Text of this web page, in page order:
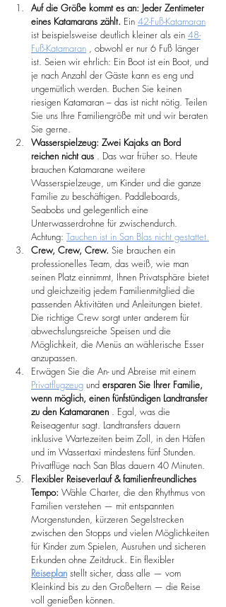
Auf die Größe kommt es an: Jeder Zentimeter
eines Katamarans zählt. Ein 42-Fuß-Katamaran
ist beispielsweise deutlich kleiner als ein 48-
Fuß-Katamaran , obwohl er nur 6 Fuß länger
ist. Seien wir ehrlich: Ein Boot ist ein Boot, und
je nach Anzahl der Gäste kann es eng und
ungemütlich werden. Buchen Sie keinen
riesigen Katamaran – das ist nicht nötig. Teilen
Sie uns Ihre Familiengröße mit und wir beraten
Sie gerne.
Wasserspielzeug: Zwei Kajaks an Bord
reichen nicht aus . Das war früher so. Heute
brauchen Katamarane weitere
Wasserspielzeuge, um Kinder und die ganze
Familie zu beschäftigen. Paddleboards,
Seabobs und gelegentlich eine
Unterwasserdrohne für zwischendurch.
Achtung: Tauchen ist in San Blas nicht gestattet.
Crew, Crew, Crew. Sie brauchen ein
professionelles Team, das weiß, wie man
seinen Platz einnimmt, Ihnen Privatsphäre bietet
und gleichzeitig jedem Familienmitglied die
passenden Aktivitäten und Anleitungen bietet.
Die richtige Crew sorgt unter anderem für
abwechslungsreiche Speisen und die
Möglichkeit, die Menüs an wählerische Esser
anzupassen.
Erwägen Sie die An- und Abreise mit einem
Privatflugzeug und ersparen Sie Ihrer Familie,
wenn möglich, einen fünfstündigen Landtransfer
zu den Katamaranen . Egal, was die
Reiseagentur sagt. Landtransfers dauern
inklusive Wartezeiten beim Zoll, in den Häfen
und im Wassertaxi mindestens fünf Stunden.
Privatflüge nach San Blas dauern 40 Minuten.
Flexibler Reiseverlauf & familienfreundliches
Tempo: Wähle Charter, die den Rhythmus von
Familien verstehen — mit entspannten
Morgenstunden, kürzeren Segelstrecken
zwischen den Stopps und vielen Möglichkeiten
für Kinder zum Spielen, Ausruhen und sicheren
Erkunden ohne Zeitdruck. Ein flexibler
Reiseplan stellt sicher, dass alle — vom
Kleinkind bis zu den Großeltern — die Reise
voll genießen können.